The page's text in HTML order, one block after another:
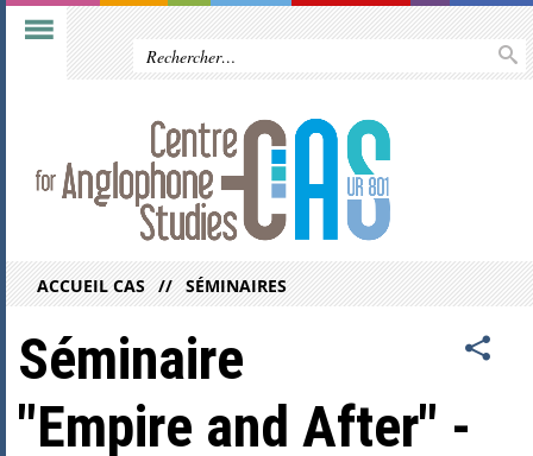
ACCUEIL CAS SÉMINAIRES
Séminaire
"Empire and After" -